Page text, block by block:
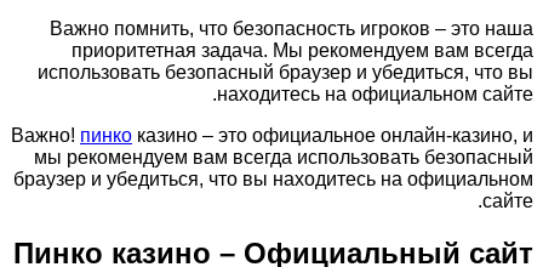
Важно помнить, что безопасность игроков – это наша
приоритетная задача. Мы рекомендуем вам всегда
использовать безопасный браузер и убедиться, что вы
находитесь на официальном сайте.
Важно! пинко казино – это официальное онлайн-казино, и
мы рекомендуем вам всегда использовать безопасный
браузер и убедиться, что вы находитесь на официальном
сайте.
Пинко казино – Официальный сайт